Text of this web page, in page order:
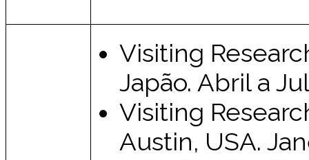
Visiting
Japão. Abril a
Visiting
Austin, USA.